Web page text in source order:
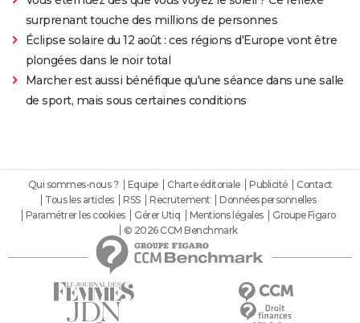
surprenant touche des millions de personnes
Éclipse solaire du 12 août : ces régions d'Europe vont être
plongées dans le noir total
Marcher est aussi bénéfique qu'une séance dans une salle
de sport, mais sous certaines conditions
Qui sommes-nous ? Equipe Charte éditoriale Publicité
Contact
Tous les articles
RSS Recrutement
Données personnelles
Paramétrer les cookies
Gérer Utiq Mentions légales
Groupe Figaro
© 2026 CCM Benchmark